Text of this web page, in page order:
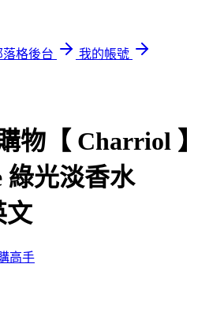
格後台
我的帳號
物【 Charriol 】
綠光淡香水
文
高手